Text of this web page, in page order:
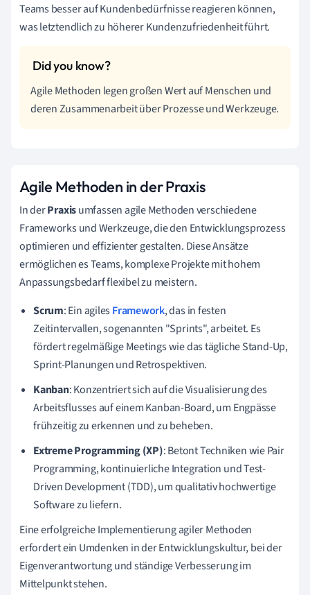
Teams besser auf Kundenbedürfnisse reagieren können,
was letztendlich zu höherer Kundenzufriedenheit führt.
Agile Methoden legen großen Wert auf Menschen und
deren Zusammenarbeit über Prozesse und Werkzeuge.
Agile Methoden in der Praxis
In derPraxisumfassen agile Methoden verschiedene
Frameworks und Werkzeuge, die den Entwicklungsprozess
optimieren und effizienter gestalten. Diese Ansätze
ermöglichen es Teams, komplexe Projekte mit hohem
Anpassungsbedarf flexibel zu meistern.
Scrum: Ein agilesFramework, das in festen
Zeitintervallen, sogenannten "Sprints", arbeitet. Es
fördert regelmäßige Meetings wie das tägliche Stand-Up,
Sprint-Planungen und Retrospektiven.
Kanban: Konzentriert sich auf die Visualisierung des
Arbeitsflusses auf einem Kanban-Board, um Engpässe
frühzeitig zu erkennen und zu beheben.
Extreme Programming (XP): Betont Techniken wie Pair
Programming, kontinuierliche Integration und Test-
Driven Development (TDD), um qualitativ hochwertige
Software zu liefern.
Eine erfolgreiche Implementierung agiler Methoden
erfordert ein Umdenken in der Entwicklungskultur, bei der
Eigenverantwortung und ständige Verbesserung im
Mittelpunkt stehen.